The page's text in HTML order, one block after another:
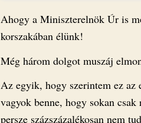
Ahogy a Miniszterelnök Úr is
korszakában élünk!
Még három dolgot muszáj
Az egyik, hogy szerintem ez az
vagyok benne, hogy sokan
persze százszázalékosan nem